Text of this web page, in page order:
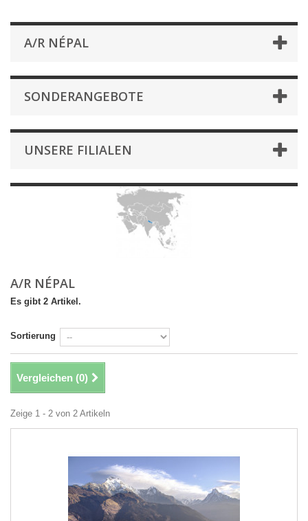
A/R NÉPAL
SONDERANGEBOTE
UNSERE FILIALEN
A/R NÉPAL
Es gibt 2 Artikel.
Sortierung
Vergleichen (0)
Zeige 1 - 2 von 2 Artikeln